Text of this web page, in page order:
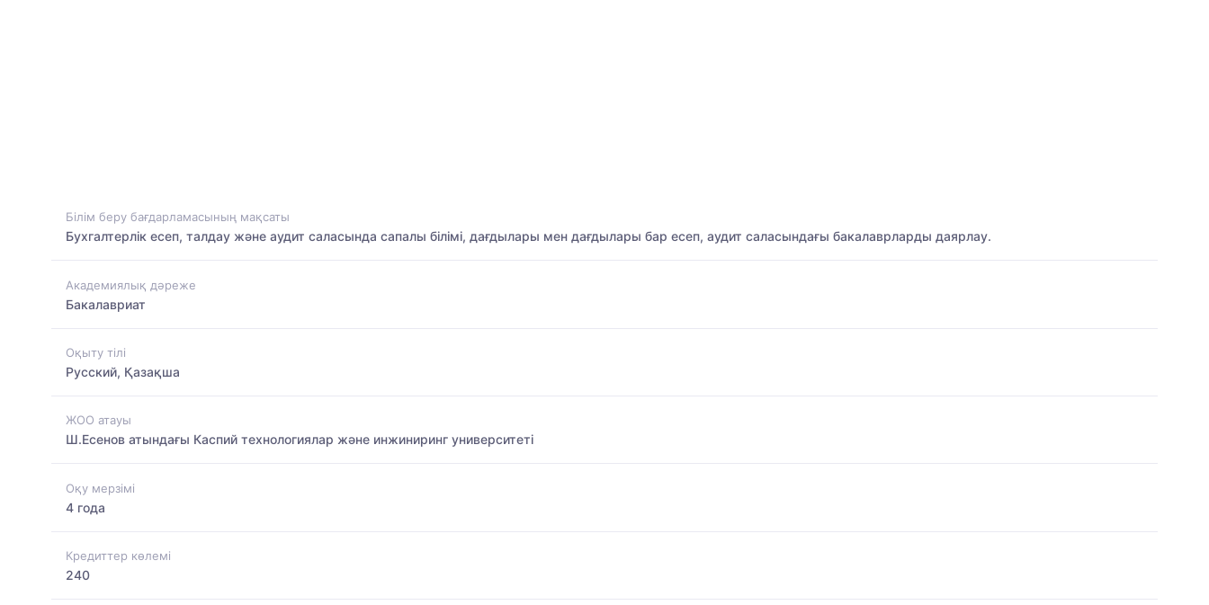
Білім беру бағдарламасының мақсаты
Бухгалтерлік есеп, талдау және аудит саласында сапалы білімі, дағдылары мен дағдылары бар есеп, аудит саласындағы бакалаврларды даярлау.
Академиялық дәреже
Бакалавриат
Оқыту тілі
Русский, Қазақша
ЖОО атауы
Ш.Есенов атындағы Каспий технологиялар және инжиниринг университеті
Оқу мерзімі
4 года
Кредиттер көлемі
240